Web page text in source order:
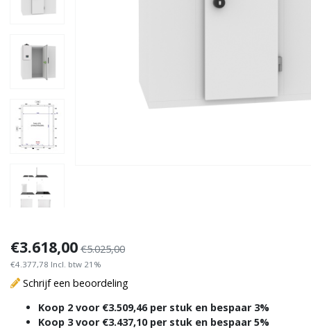
€3.618,00 €5.025,00
€4.377,78 Incl. btw 21%
Schrijf een beoordeling
Koop 2 voor €3.509,46 per stuk en bespaar 3%
Koop 3 voor €3.437,10 per stuk en bespaar 5%